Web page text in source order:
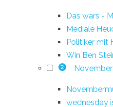
Das wars -
Mediale
Politiker mit
Win Ben
2
wednesday